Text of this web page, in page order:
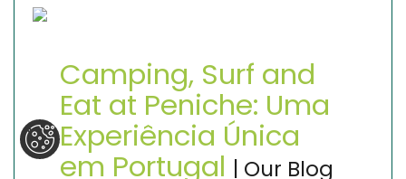
Camping, Surf and
Eat at Peniche: Uma
Experiência Única
em Portugal | Our Blog